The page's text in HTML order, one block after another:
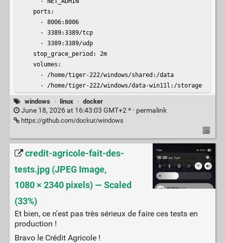
    ports:
      - 8006:8006
      - 3389:3389/tcp
      - 3389:3389/udp
    stop_grace_period: 2m
    volumes:
      - /home/tiger-222/windows/shared:/data
      - /home/tiger-222/windows/data-win11l:/storage
windows · linux · docker
June 18, 2026 at 16:43:03 GMT+2 * · permalink
https://github.com/dockur/windows
credit-agricole-fait-des-
tests.jpg (JPEG Image,
1080 × 2340 pixels) — Scaled
(33%)
Et bien, ce n'est pas très sérieux de faire ces tests en
production !
Bravo le Crédit Agricole !